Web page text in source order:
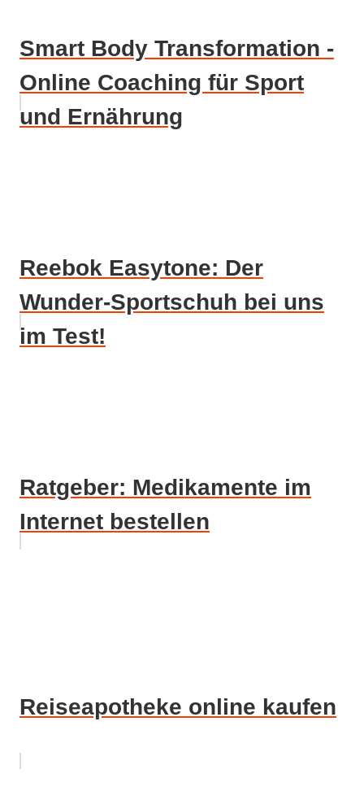
Smart Body Transformation -
Online Coaching für Sport
und Ernährung
Reebok Easytone: Der
Wunder-Sportschuh bei uns
im Test!
Ratgeber: Medikamente im
Internet bestellen
Reiseapotheke online kaufen